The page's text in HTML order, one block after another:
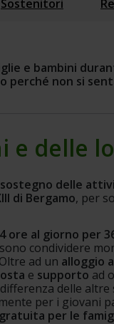
Sostenitori
e bambini
perché non si
e delle
sostegno delle
di Bergamo, per
ore al giorno per
condividere
ad un alloggio
e supporto ad
differenza delle
per i giovani
per le